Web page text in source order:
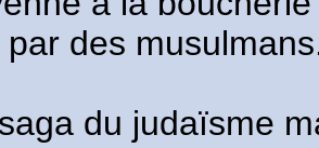
par des
du judaïsme